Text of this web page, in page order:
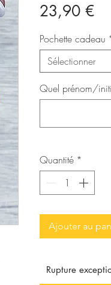
23,90 €Prix
Pochette cadeau
Sélectionner
Quel prénom/
Quantité *
Ajouter au
Rupture